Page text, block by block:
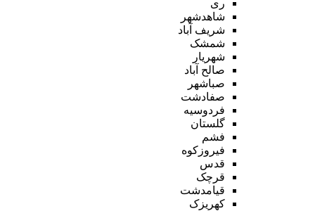
ری
شاهدشهر
شریف آباد
شمشک
شهریار
صالح آباد
صباشهر
صفادشت
فردوسیه
گلستان
فشم
فیروزکوه
قدس
قرچک
قیامدشت
کهریزک